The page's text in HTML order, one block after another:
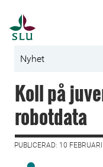
Nyhet
Koll på
robotdata
PUBLICERAD: 10